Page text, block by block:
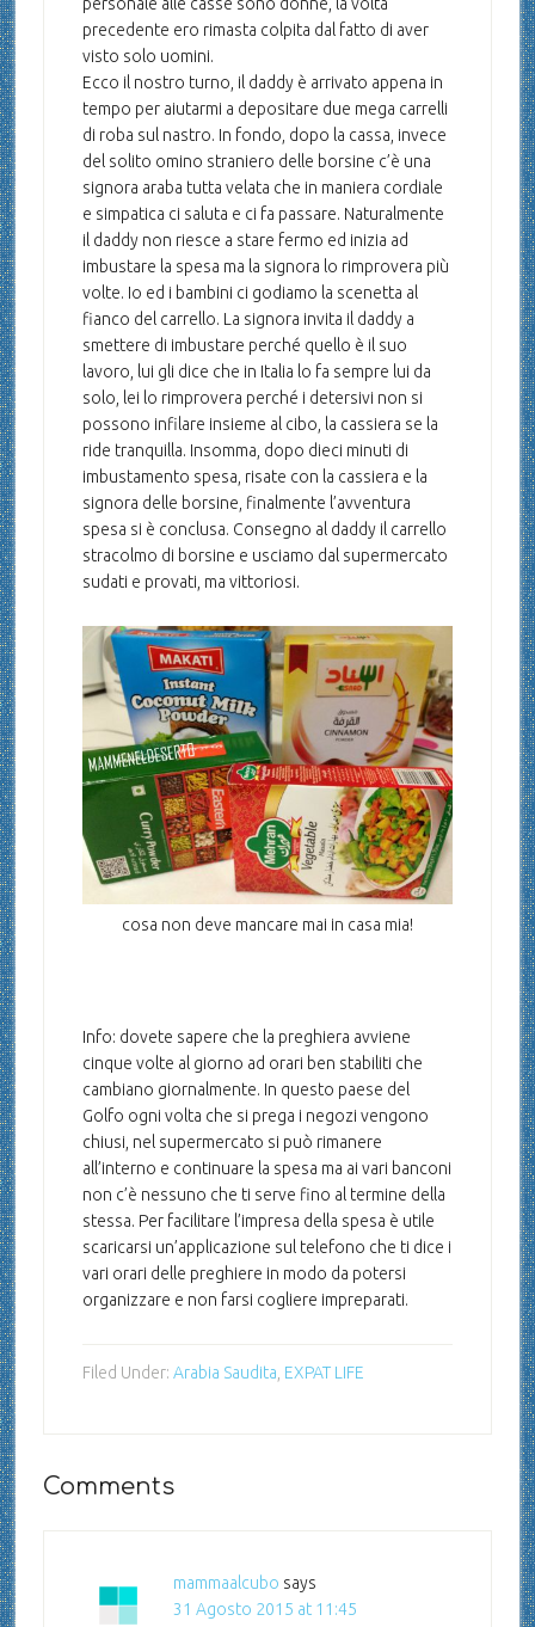
precedente ero rimasta colpita dal fatto di aver
visto solo uomini.
Ecco il nostro turno, il daddy è arrivato appena in
tempo per aiutarmi a depositare due mega carrelli
di roba sul nastro. In fondo, dopo la cassa, invece
del solito omino straniero delle borsine c’è una
signora araba tutta velata che in maniera cordiale
e simpatica ci saluta e ci fa passare. Naturalmente
il daddy non riesce a stare fermo ed inizia ad
imbustare la spesa ma la signora lo rimprovera più
volte. Io ed i bambini ci godiamo la scenetta al
fianco del carrello. La signora invita il daddy a
smettere di imbustare perché quello è il suo
lavoro, lui gli dice che in Italia lo fa sempre lui da
solo, lei lo rimprovera perché i detersivi non si
possono infilare insieme al cibo, la cassiera se la
ride tranquilla. Insomma, dopo dieci minuti di
imbustamento spesa, risate con la cassiera e la
signora delle borsine, finalmente l’avventura
spesa si è conclusa. Consegno al daddy il carrello
stracolmo di borsine e usciamo dal supermercato
sudati e provati, ma vittoriosi.
cosa non deve mancare mai in casa mia!
Info: dovete sapere che la preghiera avviene
cinque volte al giorno ad orari ben stabiliti che
cambiano giornalmente. In questo paese del
Golfo ogni volta che si prega i negozi vengono
chiusi, nel supermercato si può rimanere
all’interno e continuare la spesa ma ai vari banconi
non c’è nessuno che ti serve fino al termine della
stessa. Per facilitare l’impresa della spesa è utile
scaricarsi un’applicazione sul telefono che ti dice i
vari orari delle preghiere in modo da potersi
organizzare e non farsi cogliere impreparati.
Filed Under: Arabia Saudita EXPAT LIFE
Comments
mammaalcubo says
31 Agosto 2015 at 11:45